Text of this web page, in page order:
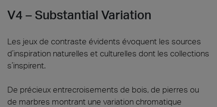
V4 – Substantial Variation
Les jeux de contraste évidents évoquent les sources
d’inspiration naturelles et culturelles dont les collections
s’inspirent.
De précieux entrecroisements de bois, de pierres ou
de marbres montrant une variation chromatique